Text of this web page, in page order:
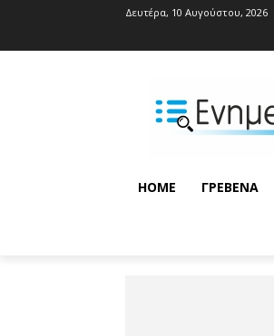
Δευτέρα, 10 Αυγούστου, 2026
HOME ΓΡΕΒΕΝΆ